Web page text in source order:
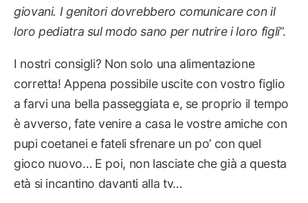
giovani. I genitori dovrebbero comunicare con il
loro pediatra sul modo sano per nutrire i loro figli”.
I nostri consigli? Non solo una alimentazione
corretta! Appena possibile uscite con vostro figlio
a farvi una bella passeggiata e, se proprio il tempo
è avverso, fate venire a casa le vostre amiche con
pupi coetanei e fateli sfrenare un po’ con quel
gioco nuovo… E poi, non lasciate che già a questa
età si incantino davanti alla tv…